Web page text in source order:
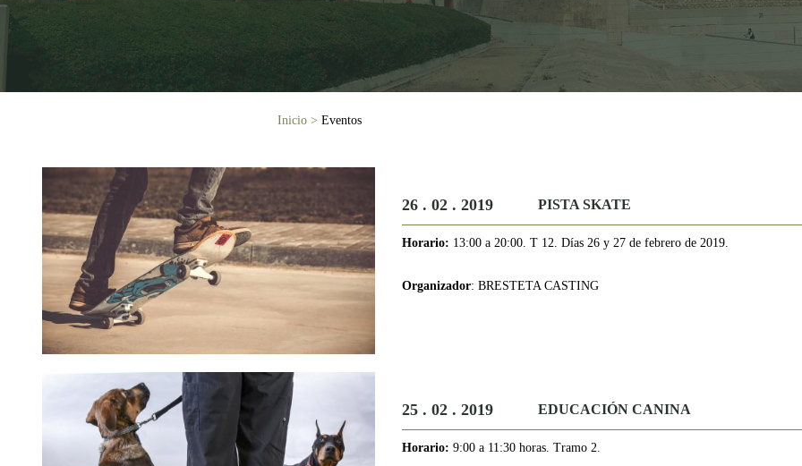
Inicio > Eventos
26 . 02 . 2019 PISTA SKATE
Horario: 13:00 a 20:00. T 12. Días 26 y 27 de febrero de 2019.
Organizador: BRESTETA CASTING
25 . 02 . 2019 EDUCACIÓN CANINA
Horario: 9:00 a 11:30 horas. Tramo 2.
Páginas